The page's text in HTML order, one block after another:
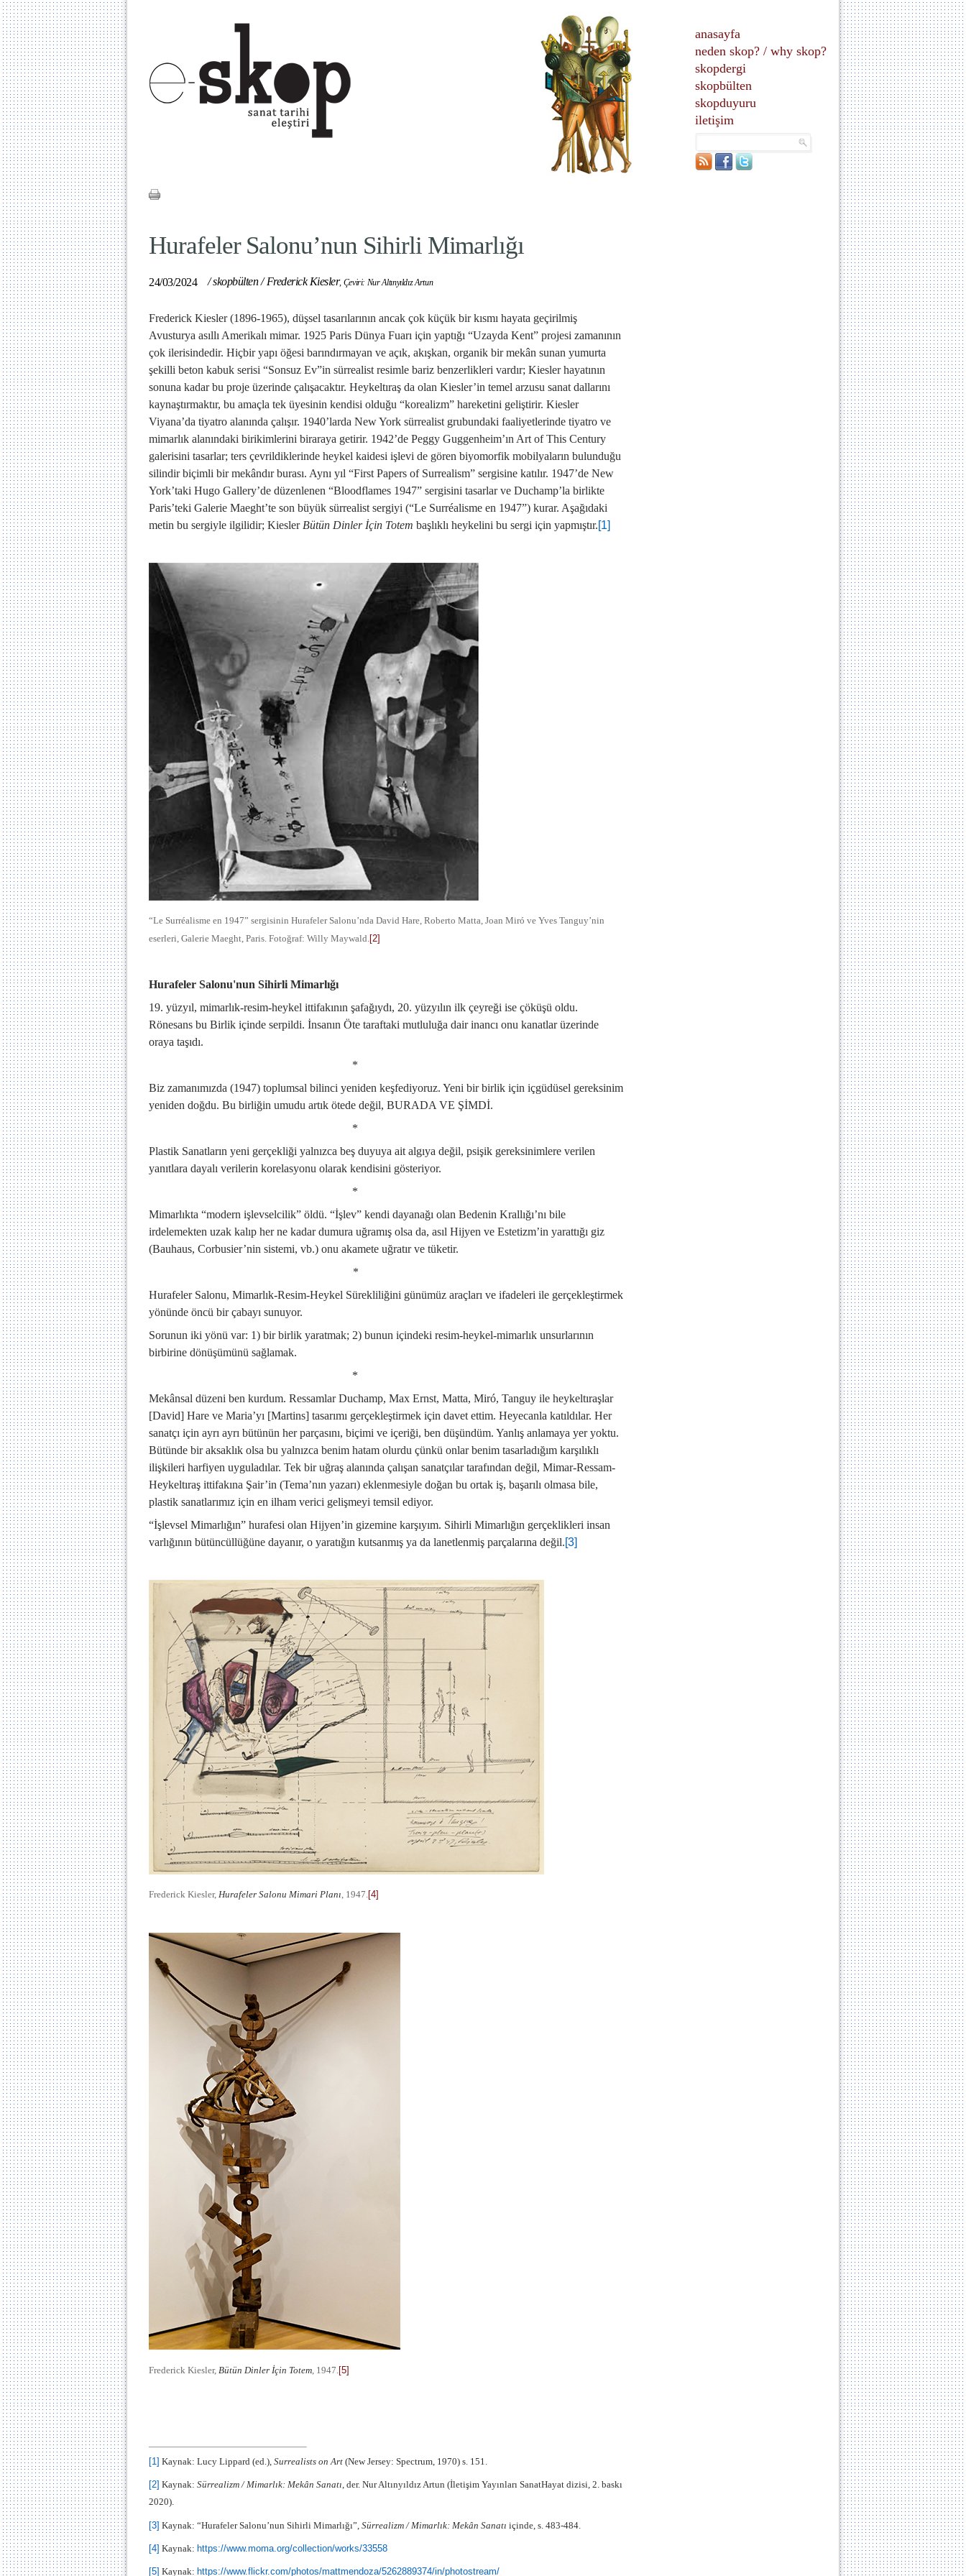
anasayfa
neden skop? / why skop?
skopdergi
skopbülten
skopduyuru
iletişim
Hurafeler Salonu’nun Sihirli Mimarlığı
24/03/2024 /skopbülten /Frederick Kiesler, Çeviri: Nur Altınyıldız Artun
Frederick Kiesler (1896-1965), düşsel tasarılarının ancak çok küçük bir kısmı hayata geçirilmiş
Avusturya asıllı Amerikalı mimar. 1925 Paris Dünya Fuarı için yaptığı “Uzayda Kent” projesi zamanının
çok ilerisindedir. Hiçbir yapı öğesi barındırmayan ve açık, akışkan, organik bir mekân sunan yumurta
şekilli beton kabuk serisi “Sonsuz Ev”in sürrealist resimle bariz benzerlikleri vardır; Kiesler hayatının
sonuna kadar bu proje üzerinde çalışacaktır. Heykeltıraş da olan Kiesler’in temel arzusu sanat dallarını
kaynaştırmaktır, bu amaçla tek üyesinin kendisi olduğu “korealizm” hareketini geliştirir. Kiesler
Viyana’da tiyatro alanında çalışır. 1940’larda New York sürrealist grubundaki faaliyetlerinde tiyatro ve
mimarlık alanındaki birikimlerini biraraya getirir. 1942’de Peggy Guggenheim’ın Art of This Century
galerisini tasarlar; ters çevrildiklerinde heykel kaidesi işlevi de gören biyomorfik mobilyaların bulunduğu
silindir biçimli bir mekândır burası. Aynı yıl “First Papers of Surrealism” sergisine katılır. 1947’de New
York’taki Hugo Gallery’de düzenlenen “Bloodflames 1947” sergisini tasarlar ve Duchamp’la birlikte
Paris’teki Galerie Maeght’te son büyük sürrealist sergiyi (“Le Surréalisme en 1947”) kurar. Aşağıdaki
metin bu sergiyle ilgilidir; Kiesler Bütün Dinler İçin Totem başlıklı heykelini bu sergi için yapmıştır.[1]
“Le Surréalisme en 1947” sergisinin Hurafeler Salonu’nda David Hare, Roberto Matta, Joan Miró ve Yves Tanguy’nin
eserleri, Galerie Maeght, Paris. Fotoğraf: Willy Maywald.[2]
Hurafeler Salonu'nun Sihirli Mimarlığı
19. yüzyıl, mimarlık-resim-heykel ittifakının şafağıydı, 20. yüzyılın ilk çeyreği ise çöküşü oldu.
Rönesans bu Birlik içinde serpildi. İnsanın Öte taraftaki mutluluğa dair inancı onu kanatlar üzerinde
oraya taşıdı.
*
Biz zamanımızda (1947) toplumsal bilinci yeniden keşfediyoruz. Yeni bir birlik için içgüdüsel gereksinim
yeniden doğdu. Bu birliğin umudu artık ötede değil, BURADA VE ŞİMDİ.
*
Plastik Sanatların yeni gerçekliği yalnızca beş duyuya ait algıya değil, psişik gereksinimlere verilen
yanıtlara dayalı verilerin korelasyonu olarak kendisini gösteriyor.
*
Mimarlıkta “modern işlevselcilik” öldü. “İşlev” kendi dayanağı olan Bedenin Krallığı’nı bile
irdelemekten uzak kalıp her ne kadar dumura uğramış olsa da, asıl Hijyen ve Estetizm’in yarattığı giz
(Bauhaus, Corbusier’nin sistemi, vb.) onu akamete uğratır ve tüketir.
*
Hurafeler Salonu, Mimarlık-Resim-Heykel Sürekliliğini günümüz araçları ve ifadeleri ile gerçekleştirmek
yönünde öncü bir çabayı sunuyor.
Sorunun iki yönü var: 1) bir birlik yaratmak; 2) bunun içindeki resim-heykel-mimarlık unsurlarının
birbirine dönüşümünü sağlamak.
*
Mekânsal düzeni ben kurdum. Ressamlar Duchamp, Max Ernst, Matta, Miró, Tanguy ile heykeltıraşlar
[David] Hare ve Maria’yı [Martins] tasarımı gerçekleştirmek için davet ettim. Heyecanla katıldılar. Her
sanatçı için ayrı ayrı bütünün her parçasını, biçimi ve içeriği, ben düşündüm. Yanlış anlamaya yer yoktu.
Bütünde bir aksaklık olsa bu yalnızca benim hatam olurdu çünkü onlar benim tasarladığım karşılıklı
ilişkileri harfiyen uyguladılar. Tek bir uğraş alanında çalışan sanatçılar tarafından değil, Mimar-Ressam-
Heykeltıraş ittifakına Şair’in (Tema’nın yazarı) eklenmesiyle doğan bu ortak iş, başarılı olmasa bile,
plastik sanatlarımız için en ilham verici gelişmeyi temsil ediyor.
“İşlevsel Mimarlığın” hurafesi olan Hijyen’in gizemine karşıyım. Sihirli Mimarlığın gerçeklikleri insan
varlığının bütüncüllüğüne dayanır, o yaratığın kutsanmış ya da lanetlenmiş parçalarına değil.[3]
Frederick Kiesler, Hurafeler Salonu Mimari Planı, 1947.[4]
Frederick Kiesler, Bütün Dinler İçin Totem, 1947.[5]
[1] Kaynak: Lucy Lippard (ed.), Surrealists on Art (New Jersey: Spectrum, 1970) s. 151.
[2] Kaynak: Sürrealizm / Mimarlık: Mekân Sanatı, der. Nur Altınyıldız Artun (İletişim Yayınları SanatHayat dizisi, 2. baskı
2020).
[3] Kaynak: “Hurafeler Salonu’nun Sihirli Mimarlığı”, Sürrealizm / Mimarlık: Mekân Sanatı içinde, s. 483-484.
[4] Kaynak: https://www.moma.org/collection/works/33558
[5] Kaynak: https://www.flickr.com/photos/mattmendoza/5262889374/in/photostream/